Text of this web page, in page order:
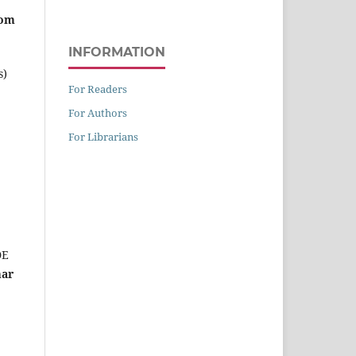
INFORMATION
For Readers
For Authors
For Librarians